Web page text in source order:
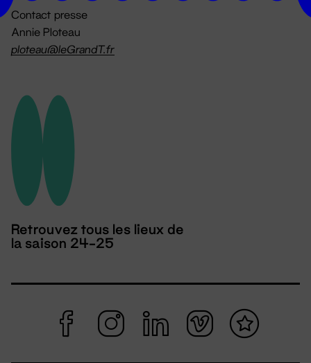
Contact presse
Annie Ploteau
ploteau@leGrandT.fr
Retrouvez tous les lieux de
la saison 24-25